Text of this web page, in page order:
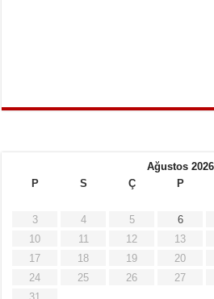
Ağustos 2026
P
S Ç P
3
4 5 6
10
11 12 13
17
18 19 20
24
25 26 27